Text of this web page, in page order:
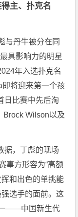
主、扑克名
与丹牛被分在同
具影响力的明星
年入选扑克名
将迎来第一个孩
日比赛中先后淘
Brock Wilson以及
据，丁彪的现场
事方形容为“高额
挥和出色的单挑能
选手的面前。这
——中国新生代